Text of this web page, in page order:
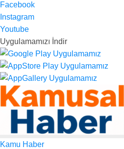
Facebook
Instagram
Youtube
Uygulamamızı İndir
Kamu Haber